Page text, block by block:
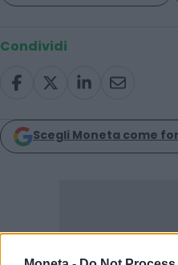
Condividi
Scegli Moneta come